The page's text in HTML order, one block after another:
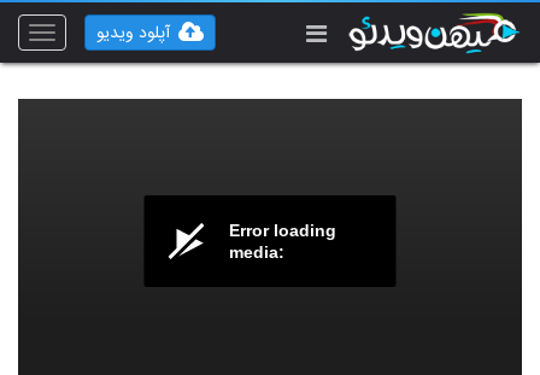
Toggle
آپلود ویدیو
Error loading
media: